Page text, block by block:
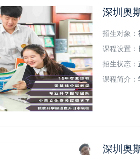
深圳奥
招生对象：
课程设置：
招生状态：
课程简介：
深圳奥